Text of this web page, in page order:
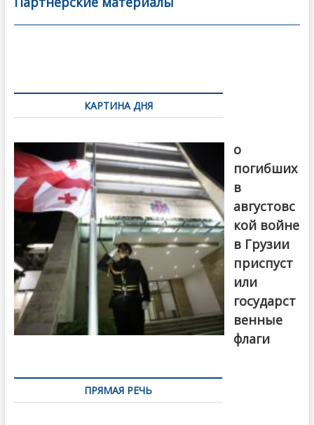
o
в
по
записямКАРТИНА ДНЯ
о
погибших
в
августовс
кой войне
в Грузии
приспуст
или
государст
венные
флаги
ПРЯМАЯ РЕЧЬ